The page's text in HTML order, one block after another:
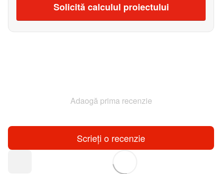
Solicită calculul proiectului
Adaogă prima recenzie
Scrieți o recenzie